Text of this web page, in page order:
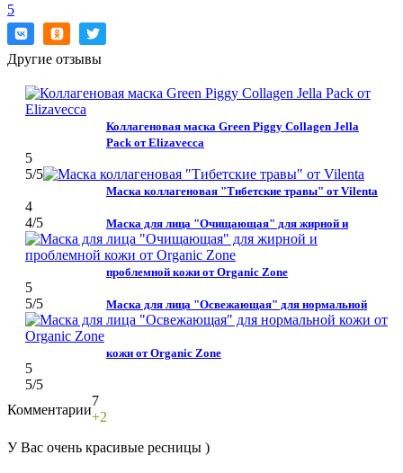
5
Нравится!
Другие отзывы
Коллагеновая маска Green Piggy Collagen Jella
Pack от Elizavecca
5
5/5
Маска коллагеновая "Тибетские травы" от Vilenta
4
4/5 Маска для лица "Очищающая" для жирной и
проблемной кожи от Organic Zone
5
5/5 Маска для лица "Освежающая" для нормальной
кожи от Organic Zone
5
5/5
Комментарии
7
Нравится!
Не
+2
У Вас очень красивые ресницы )